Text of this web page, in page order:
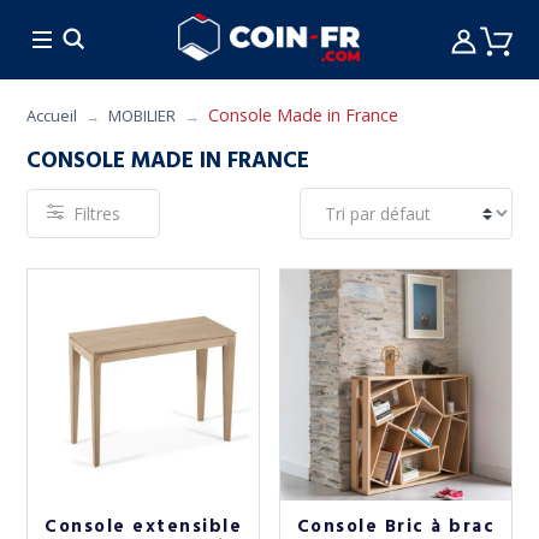
CUISINE MOBILIER
Accueil MOBILIER Console Made in France
CONSOLE MADE IN FRANCE
Filtres
Console extensible Console Bric à brac